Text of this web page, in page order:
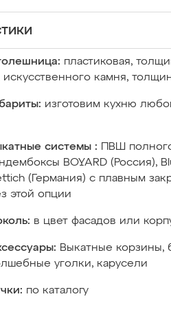
пластиковая,
искусственного камня,
изготовим кухню
системы :
ПВШ
BOYARD (Россия),
(Германия) с плавным
этой опции
в цвет фасадов или
Выкатные корзины,
уголки, карусели
по каталогу